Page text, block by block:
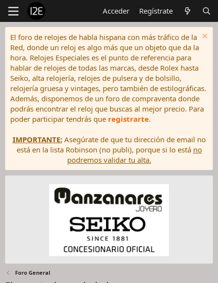
Acceder Regístrate
El foro de relojes de habla hispana con más tráfico de la
Red, donde un reloj es algo más que un objeto que da la
hora. Relojes Especiales es el punto de referencia para
hablar de relojes de todas las marcas, desde Rolex hasta
Seiko, alta relojería, relojes de pulsera y de bolsillo,
relojería gruesa y vintages, pero también de estilográficas.
Además, disponemos de un foro de compraventa donde
podrás encontrar el reloj que buscas al mejor precio. Para
poder participar tendrás que registrarte.
IMPORTANTE:Asegúrate de que tu dirección de email no
está en la lista Robinson (no publi), porque si lo está no
podremos validar tu alta.
Foro General